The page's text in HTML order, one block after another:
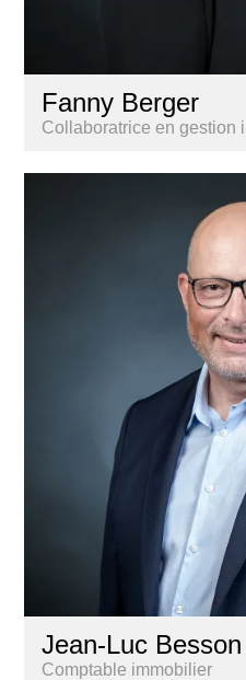
Fanny Berger
Collaboratrice en gestion
Jean-Luc Besson
Comptable immobilier